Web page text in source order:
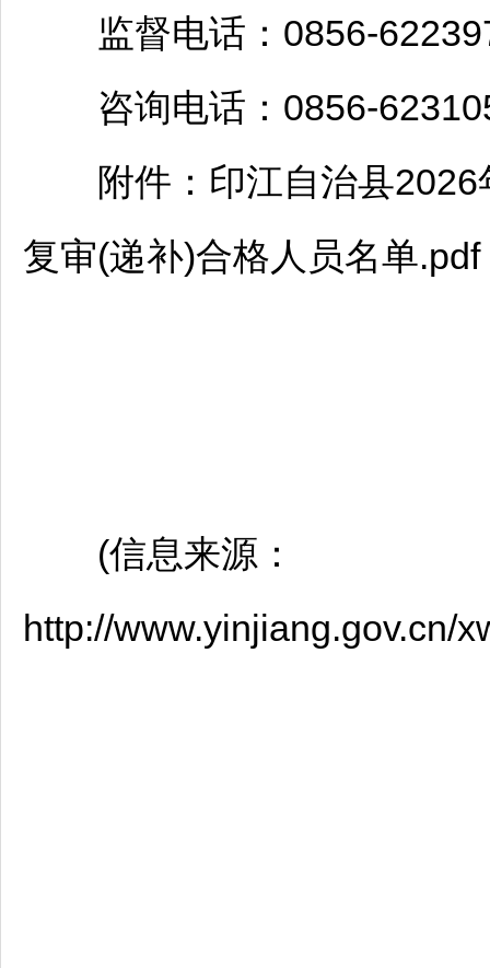
监督电话：0856-
咨询电话：0856-
附件： 印江自治县2026
复审(递补)合格人员名单.pdf
(信息来源：
http://www.yinjiang.gov.cn/